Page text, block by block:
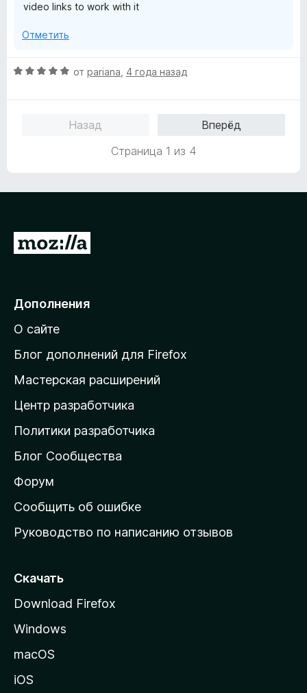
video links to work with it
Отметить
О
з
5
от pariana 4 года назад
Назад
Вперёд
Страница 1 из 4
П
е
й
т
и
а
д
о
а
ш
н
ю
т
а
н
у
Дополнения
О сайте
Блог дополнений для Firefox
Мастерская расширений
Центр разработчика
Политики разработчика
Блог Сообщества
Форум
Сообщить об ошибке
Руководство по написанию отзывов
Скачать
Download Firefox
Windows
macOS
iOS